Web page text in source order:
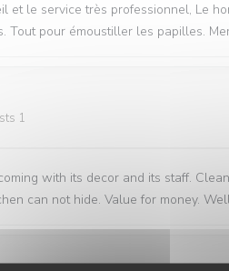
et le service très professionnel, Le
Tout pour émoustiller les papilles.
1
with its decor and its staff.
can not hide. Value for money.